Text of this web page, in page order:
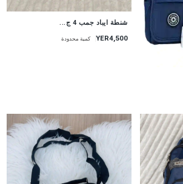
شنطة ايباد جمب 4 ج...
YER4,500 كمية محدودة